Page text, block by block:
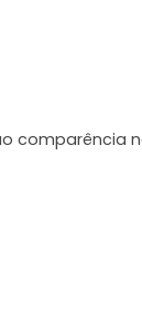
comparência